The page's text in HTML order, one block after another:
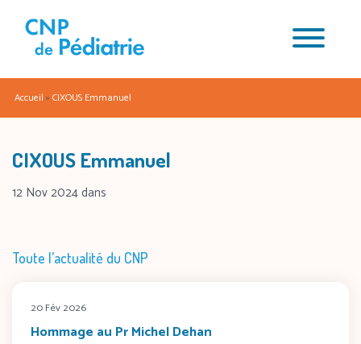
Accueil » CIXOUS Emmanuel
CIXOUS Emmanuel
12 Nov 2024dans
Toute l’actualité du CNP
20 Fév 2026
Hommage au Pr Michel Dehan